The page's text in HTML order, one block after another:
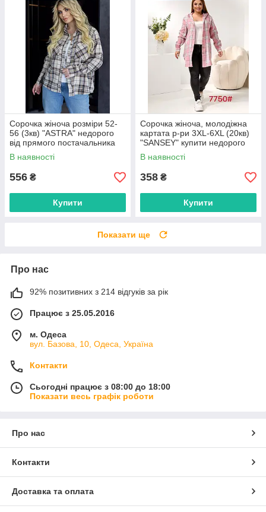
Сорочка жіноча розміри 52-
56 (3кв) "ASTRA" недорого
від прямого постачальника
В наявності
556 ₴
Купити
Сорочка жіноча, молодіжна
картата р-ри 3XL-6XL (20кв)
"SANSEY" купити недорого
від прямого постачальника
В наявності
358 ₴
Купити
Показати ще
Про нас
92% позитивних з 214 відгуків за рік
Працює з 25.05.2016
м. Одеса
вул. Базова, 10, Одеса, Україна
Контакти
Сьогодні працює з 08:00 до 18:00
Показати весь графік роботи
Про нас
Контакти
Доставка та оплата